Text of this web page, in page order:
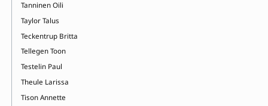
Tanninen Oili
Taylor Talus
Teckentrup Britta
Tellegen Toon
Testelin Paul
Theule Larissa
Tison Annette